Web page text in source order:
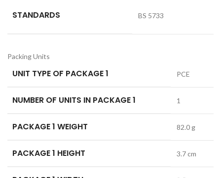
STANDARDS BS 5733
Packing Units
UNIT TYPE OF PACKAGE 1 PCE
NUMBER OF UNITS IN PACKAGE 1 1
PACKAGE 1 WEIGHT 82.0 g
PACKAGE 1 HEIGHT 3.7 cm